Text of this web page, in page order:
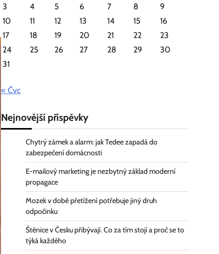
3
4 5 6 7 8
9
10
11 12 13 14 15
16
17
18 19 20 21 22
23
24
25 26 27 28 29
30
31
« Čvc
Nejnovější příspěvky
Chytrý zámek a alarm: jak Tedee zapadá do
zabezpečení domácnosti
E-mailový marketing je nezbytný základ moderní
propagace
Mozek v době přetížení potřebuje jiný druh
odpočinku
Štěnice v Česku přibývají. Co za tím stojí a proč se to
týká každého